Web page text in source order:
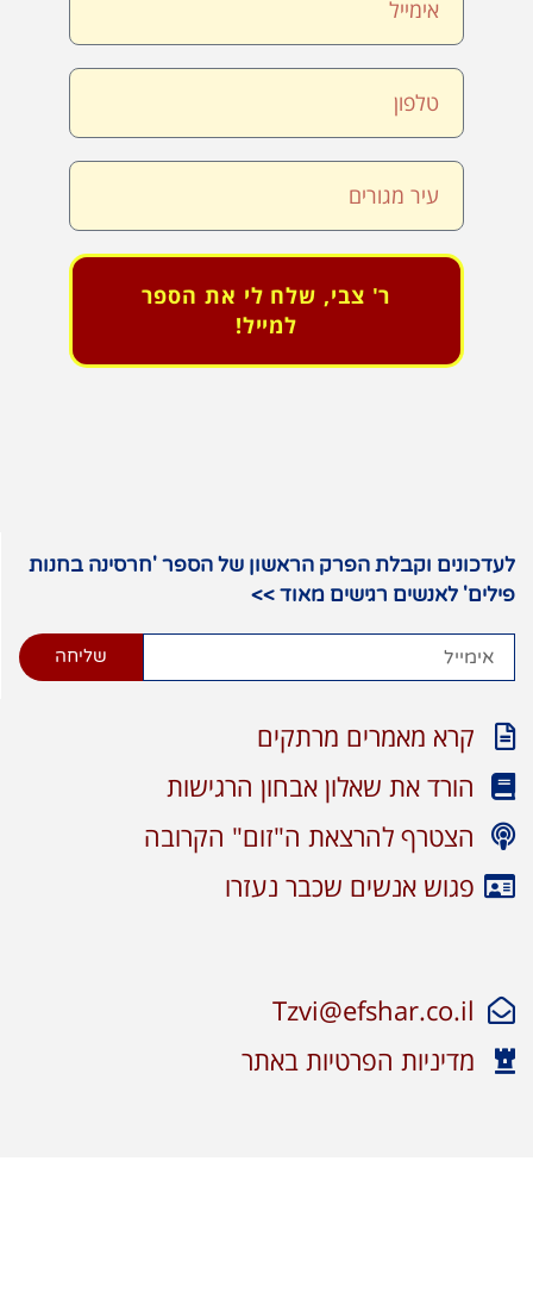
ר' צבי, שלח לי את הספר
למייל!
וקבלת הפרק הראשון של הספר 'חרסינה בחנות
לאנשים רגישים מאוד >>
שליחה
קרא מאמרים מרתקים
הורד את שאלון אבחון הרגישות
הצטרף להרצאת ה"זום" הקרובה
פגוש אנשים שכבר נעזרו
Tzvi@efshar.co.il
מדיניות הפרטיות באתר